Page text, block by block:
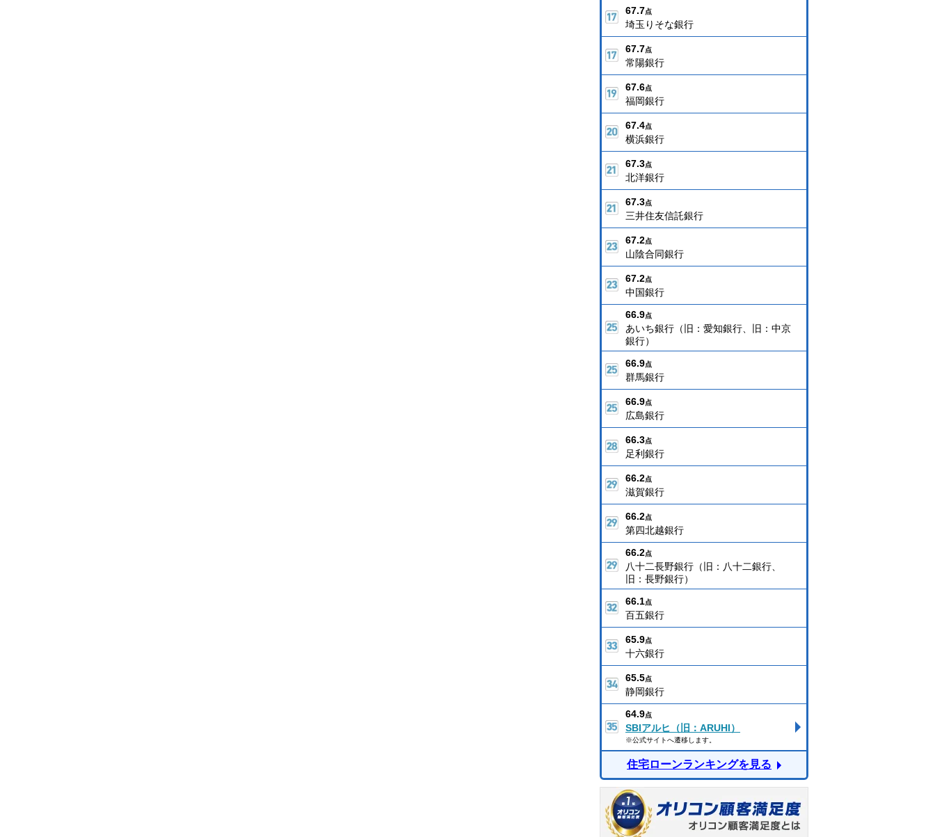
67.7点
埼玉りそな銀行
67.7点
常陽銀行
67.6点
福岡銀行
67.4点
横浜銀行
67.3点
北洋銀行
67.3点
三井住友信託銀行
67.2点
山陰合同銀行
67.2点
中国銀行
66.9点
あいち銀行（旧：愛知銀行、旧：中京
銀行）
66.9点
群馬銀行
66.9点
広島銀行
66.3点
足利銀行
66.2点
滋賀銀行
66.2点
第四北越銀行
66.2点
八十二長野銀行（旧：八十二銀行、
旧：長野銀行）
66.1点
百五銀行
65.9点
十六銀行
65.5点
静岡銀行
64.9点
SBIアルヒ（旧：ARUHI）
※公式サイトへ遷移します。
住宅ローンランキングを見る